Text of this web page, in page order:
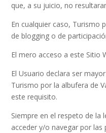
que, a su juicio, no
En cualquier caso, Turismo
de blogging o de
El mero acceso a este Sitio
El Usuario declara ser
Turismo por la albufera de
este requisito.
Siempre en el respeto de la
acceder y/o navegar por las